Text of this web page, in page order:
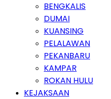
BENGKALIS
DUMAI
KUANSING
PELALAWAN
PEKANBARU
KAMPAR
ROKAN HULU
KEJAKSAAN